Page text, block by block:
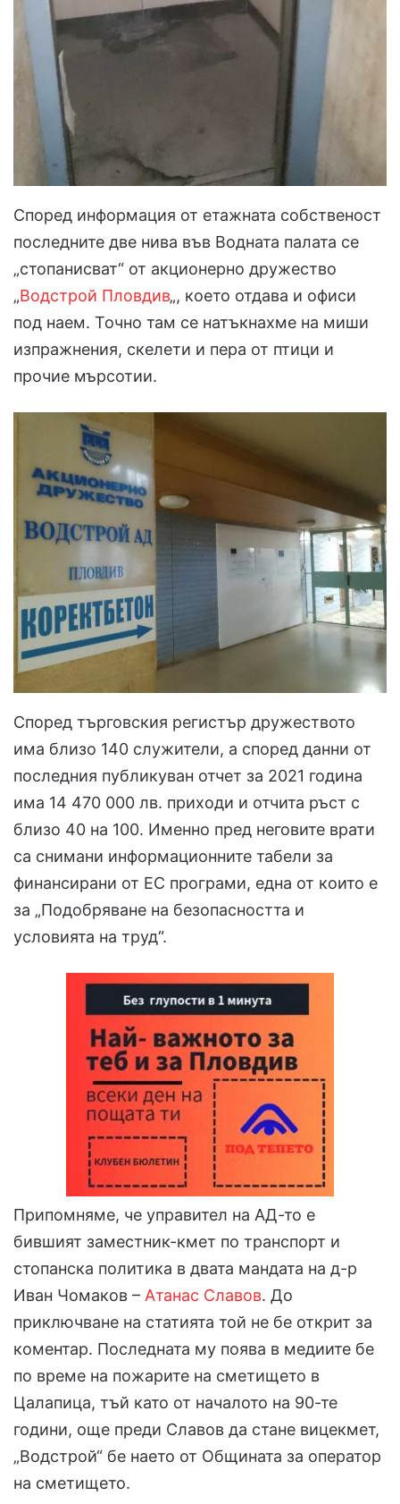
Според информация от етажната собственост
последните две нива във Водната палата се
„стопанисват“ от акционерно дружество
„Водстрой Пловдив„, което отдава и офиси
под наем. Точно там се натъкнахме на миши
изпражнения, скелети и пера от птици и
прочие мърсотии.
Според търговския регистър дружеството
има близо 140 служители, а според данни от
последния публикуван отчет за 2021 година
има 14 470 000 лв. приходи и отчита ръст с
близо 40 на 100. Именно пред неговите врати
са снимани информационните табели за
финансирани от ЕС програми, една от които е
за „Подобряване на безопасността и
условията на труд“.
Припомняме, че управител на АД-то е
бившият заместник-кмет по транспорт и
стопанска политика в двата мандата на д-р
Иван Чомаков – Атанас Славов. До
приключване на статията той не бе открит за
коментар. Последната му поява в медиите бе
по време на пожарите на сметището в
Цалапица, тъй като от началото на 90-те
години, още преди Славов да стане вицекмет,
„Водстрой“ бе наето от Общината за оператор
на сметището.